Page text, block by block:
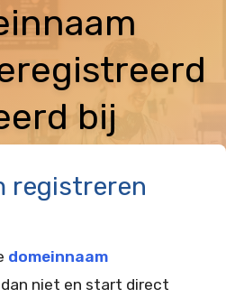
bij
registreren
domeinnaam
niet en start direct